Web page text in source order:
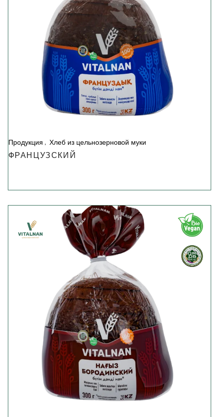
Продукция Хлеб из цельнозерновой муки
ФРАНЦУЗСКИЙ